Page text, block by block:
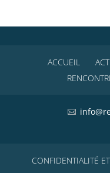
ACCUEIL
CONFIDENTIALITÉ